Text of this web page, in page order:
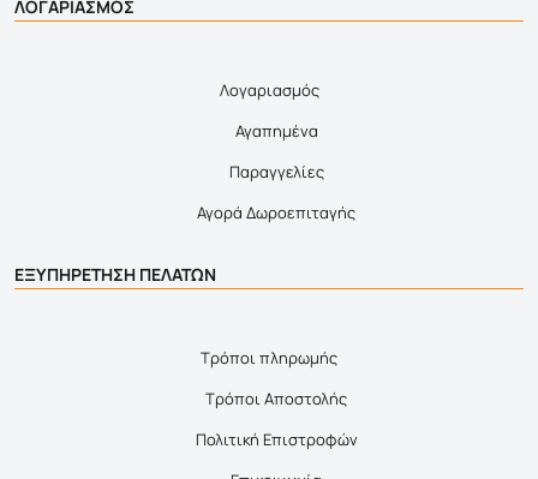
ΛΟΓΑΡΙΑΣΜΟΣ
Λογαριασμός
Αγαπημένα
Παραγγελίες
Αγορά Δωροεπιταγής
ΕΞΥΠΗΡΕΤΗΣΗ ΠΕΛΑΤΩΝ
Τρόποι πληρωμής
Τρόποι Αποστολής
Πολιτική Επιστροφών